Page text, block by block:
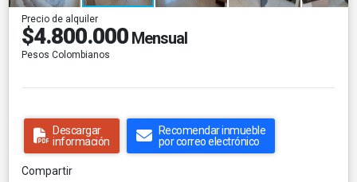
Precio de alquiler
$4.800.000 Mensual
Pesos Colombianos
Descargar
información
Recomendar inmueble
por correo electrónico
Compartir